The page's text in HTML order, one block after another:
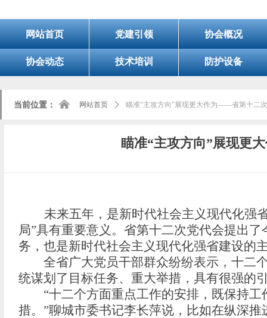
网站首页 党建引领 协会概况
协会动态 技术培训 防护设备
当前位置： 网站首页 ꄲ 瞄准“主攻方向”展现更大作为——省第十二
낀
瞄准“主攻方向”展现更
未来五年，是新时代社会主义现代化强
局”具有重要意义。省第十二次党代会提出
务，也是新时代社会主义现代化强省建设的
全省广大党员干部群众纷纷表示，十二个
统谋划了目标任务、重大举措，具有很强的
“十二个方面重点工作的安排，既保持工
措。”聊城市委书记李长萍说，比如在纵深